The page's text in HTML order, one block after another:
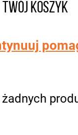
Twój koszyk